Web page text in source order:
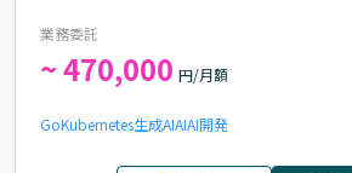
業務委託
~ 470,000 円/月額
GoKubernetes生成AIAIAI開発